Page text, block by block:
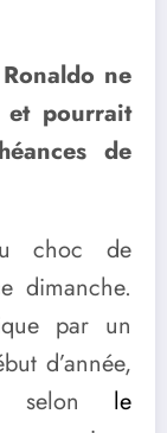
ne
et pourrait
de
choc de
dimanche.
par un
d’année,
selon le